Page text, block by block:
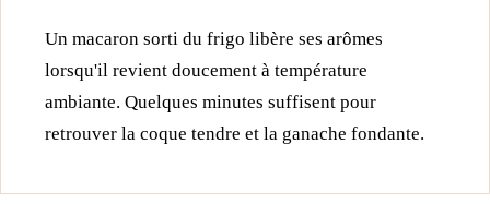
Un macaron sorti du frigo libère ses arômes
lorsqu'il revient doucement à température
ambiante. Quelques minutes suffisent pour
retrouver la coque tendre et la ganache fondante.